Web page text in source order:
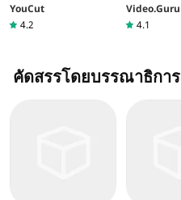
YouCut
4.2
Video.Guru
4.1
คัดสรรโดยบรรณาธิการ